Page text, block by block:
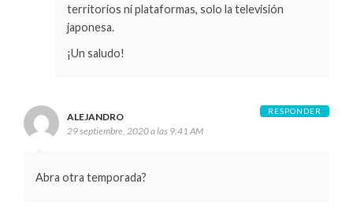
territorios ni plataformas, solo la televisión
japonesa.
¡Un saludo!
ALEJANDRO
29 septiembre, 2020 a las 9:41 AM
Abra otra temporada?
RESPONDER